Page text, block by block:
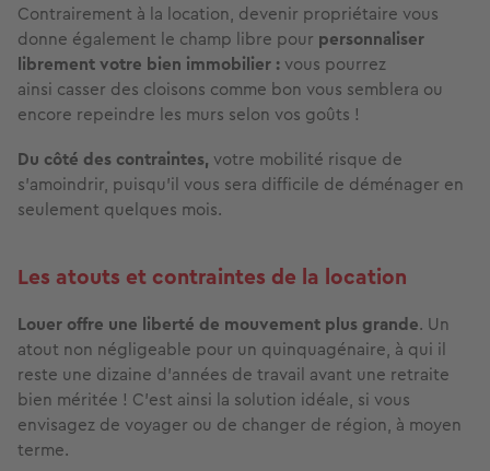
Contrairement à la location, devenir propriétaire vous
donne également le champ libre pour personnaliser
librement votre bien immobilier : vous pourrez
ainsi casser des cloisons comme bon vous semblera ou
encore repeindre les murs selon vos goûts !
Du côté des contraintes, votre mobilité risque de
s’amoindrir, puisqu’il vous sera difficile de déménager en
seulement quelques mois.
Les atouts et contraintes de la location
Louer offre une liberté de mouvement plus grande. Un
atout non négligeable pour un quinquagénaire, à qui il
reste une dizaine d’années de travail avant une retraite
bien méritée ! C’est ainsi la solution idéale, si vous
envisagez de voyager ou de changer de région, à moyen
terme.